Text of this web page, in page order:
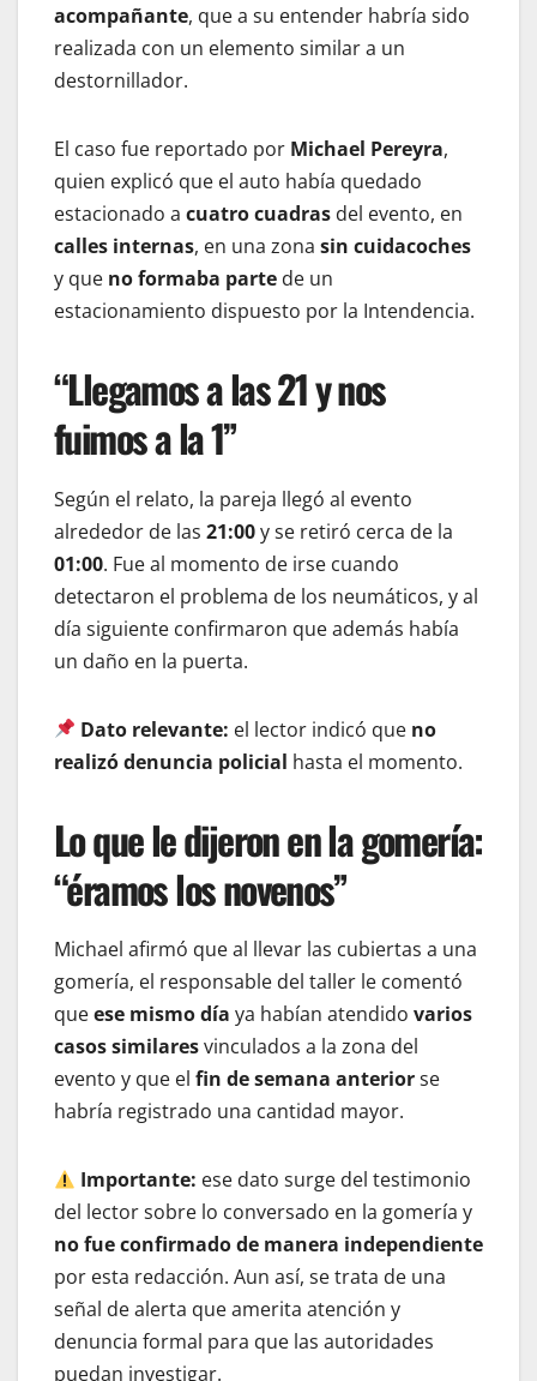
acompañante, que a su entender habría sido
realizada con un elemento similar a un
destornillador.
El caso fue reportado por Michael Pereyra,
quien explicó que el auto había quedado
estacionado a cuatro cuadras del evento, en
calles internas, en una zona sin cuidacoches
y que no formaba parte de un
estacionamiento dispuesto por la Intendencia.
“Llegamos a las 21 y nos
fuimos a la 1”
Según el relato, la pareja llegó al evento
alrededor de las 21:00y se retiró cerca de la
01:00. Fue al momento de irse cuando
detectaron el problema de los neumáticos, y al
día siguiente confirmaron que además había
un daño en la puerta.
Dato relevante: el lector indicó que no
realizó denuncia policial hasta el momento.
Lo que le dijeron en la gomería:
“éramos los novenos”
Michael afirmó que al llevar las cubiertas a una
gomería, el responsable del taller le comentó
queese mismo día ya habían atendido varios
casos similaresvinculados a la zona del
evento y que el fin de semana anteriorse
habría registrado una cantidad mayor.
Importante: ese dato surge del testimonio
del lector sobre lo conversado en la gomería y
no fue confirmado de manera independiente
por esta redacción. Aun así, se trata de una
señal de alerta que amerita atención y
denuncia formal para que las autoridades
puedan investigar.